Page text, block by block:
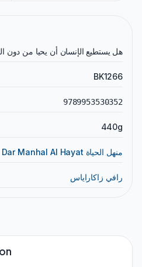
هل يستطيع الإنسان أن يحيا من دون
BK1266
9789953530352
440g
Dar Manhal Al Hayat منهل الحياة
رافي زاكاراياس